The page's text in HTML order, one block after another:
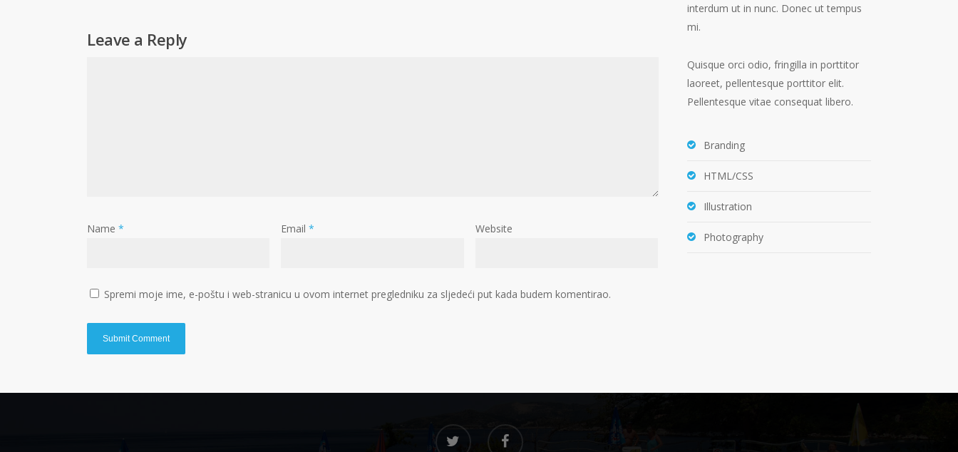
Leave a Reply
Name * Email* Website
Spremi moje ime, e-poštu i web-stranicu u ovom internet pregledniku za sljedeći put kada budem komentirao.
interdum ut in nunc. Donec ut tempus
mi.
Quisque orci odio, fringilla in porttitor
laoreet, pellentesque porttitor elit.
Pellentesque vitae consequat libero.
Branding
HTML/CSS
Illustration
Photography